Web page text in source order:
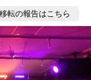
転の報告はこちら